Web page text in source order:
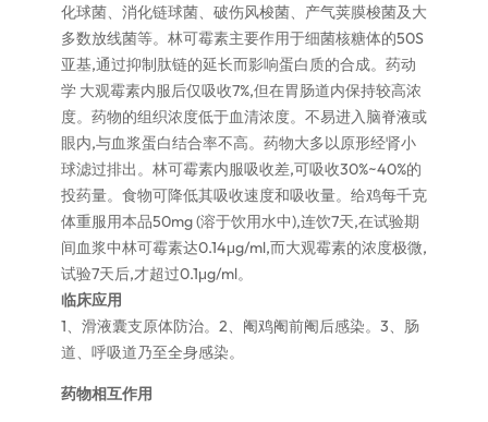
化球菌、消化链球菌、破伤风梭菌、产气荚膜梭菌及大
多数放线菌等。林可霉素主要作用于细菌核糖体的50S
亚基,通过抑制肽链的延长而影响蛋白质的合成。药动
学 大观霉素内服后仅吸收7%,但在胃肠道内保持较高浓
度。药物的组织浓度低于血清浓度。不易进入脑脊液或
眼内,与血浆蛋白结合率不高。药物大多以原形经肾小
球滤过排出。林可霉素内服吸收差,可吸收30%~40%的
投药量。食物可降低其吸收速度和吸收量。给鸡每千克
体重服用本品50mg (溶于饮用水中),连饮7天,在试验期
间血浆中林可霉素达0.14μg/ml,而大观霉素的浓度极微,
试验7天后,才超过0.1μg/ml。
临床应用
1、滑液囊支原体防治。2、阉鸡阉前阉后感染。3、肠
道、呼吸道乃至全身感染。
药物相互作用